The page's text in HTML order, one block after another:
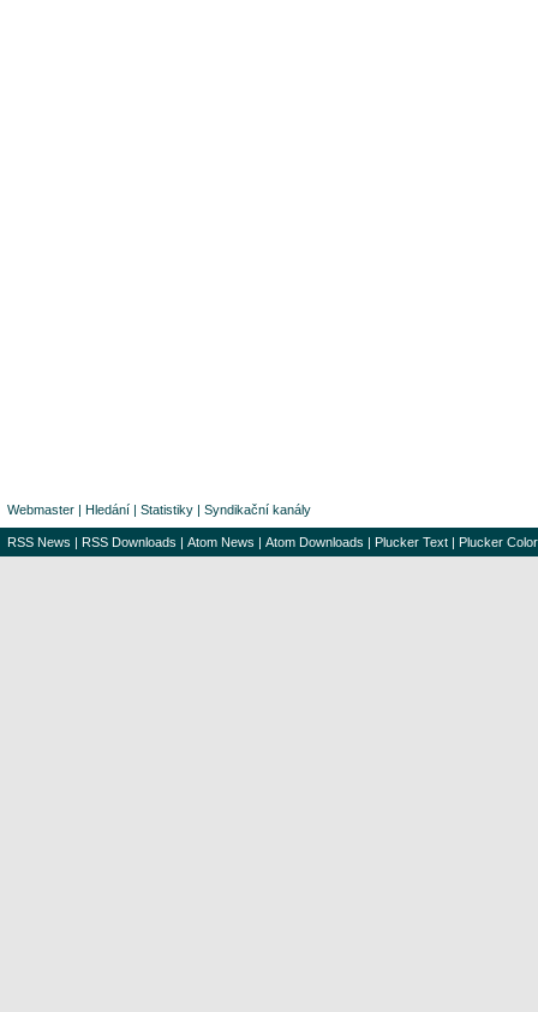
Webmaster | Hledání | Statistiky | Syndikační kanály
RSS News | RSS Downloads | Atom News | Atom Downloads | Plucker Text | Plucker Color